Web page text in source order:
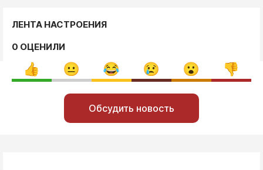
ЛЕНТА НАСТРОЕНИЯ
0 ОЦЕНИЛИ
Обсудить новость